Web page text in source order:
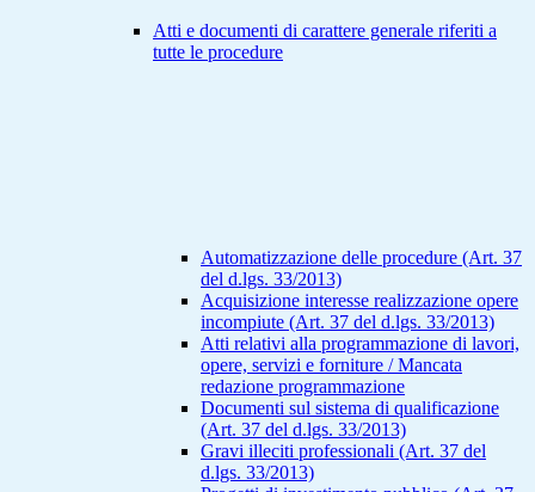
Atti e documenti di carattere generale riferiti a
tutte le procedure
Automatizzazione delle procedure (Art. 37
del d.lgs. 33/2013)
Acquisizione interesse realizzazione opere
incompiute (Art. 37 del d.lgs. 33/2013)
Atti relativi alla programmazione di lavori,
opere, servizi e forniture / Mancata
redazione programmazione
Documenti sul sistema di qualificazione
(Art. 37 del d.lgs. 33/2013)
Gravi illeciti professionali (Art. 37 del
d.lgs. 33/2013)